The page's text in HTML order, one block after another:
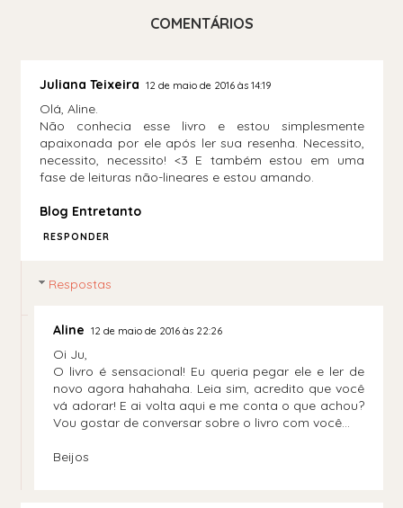
COMENTÁRIOS
Juliana Teixeira 12 de maio de 2016 às 14:19
Olá, Aline.
Não conhecia esse livro e estou simplesmente
apaixonada por ele após ler sua resenha. Necessito,
necessito, necessito! <3 E também estou em uma
fase de leituras não-lineares e estou amando.
Blog Entretanto
RESPONDER
Respostas
Aline 12 de maio de 2016 às 22:26
Oi Ju,
O livro é sensacional! Eu queria pegar ele e ler de
novo agora hahahaha. Leia sim, acredito que você
vá adorar! E ai volta aqui e me conta o que achou?
Vou gostar de conversar sobre o livro com você...
Beijos